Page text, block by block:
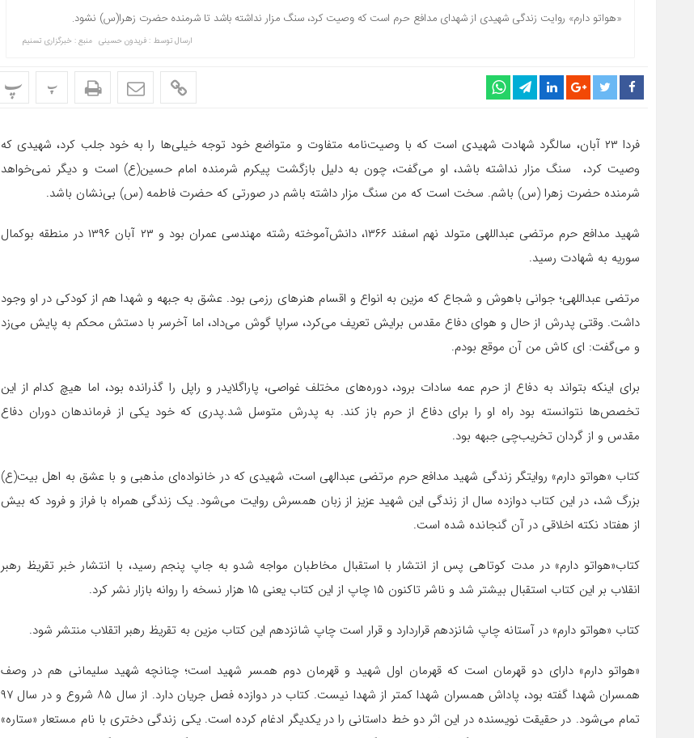
«هواتو دارم» روایت زندگی شهیدی از شهدای مدافع حرم است که وصیت کرد،‌ سنگ مزار نداشته باشد تا شرمنده حضرت زهرا(س) نشود.
ارسال توسط : فریدون حسینی منبع : خبرگزاری تسنیم
پ پ
فردا ۲۳ آبان،‌ سالگرد شهادت شهیدی است که با وصیت‌نامه متفاوت و متواضع خود توجه خیلی‌ها را به خود جلب کرد،‌ شهیدی که
وصیت کرد،‌ سنگ مزار نداشته باشد‌، او می‌گفت،‌ چون به دلیل بازگشت پیکرم شرمنده امام حسین(ع) است و دیگر نمی‌خواهد
شرمنده حضرت زهرا (س) باشم. سخت است که من سنگ مزار داشته باشم در صورتی که حضرت فاطمه (س) بی‌نشان باشد.
شهید مدافع حرم مرتضی عبداللهی متولد نهم اسفند ۱۳۶۶، دانش‌آموخته رشته مهندسی عمران بود و ۲۳ آبان ۱۳۹۶ در منطقه بوکمال
سوریه به شهادت رسید.
مرتضی عبداللهی؛ جوانی باهوش و شجاع که مزین به انواع و اقسام هنرهای رزمی بود. عشق به جبهه و شهدا هم از کودکی در او وجود
داشت. وقتی پدرش از حال و هوای دفاع مقدس برایش تعریف می‌کرد، سراپا گوش می‌داد، اما آخرسر با دستش محکم به پایش می‌زد
و می‌گفت: ای کاش من آن موقع بودم.
برای اینکه بتواند به دفاع از حرم عمه سادات برود، دوره‌های مختلف غواصی، پاراگلایدر و راپل را گذرانده بود، اما هیچ کدام از این
تخصص‌ها نتوانسته بود راه او را برای دفاع از حرم باز کند. به پدرش متوسل شد.پدری که خود یکی از فرماندهان دوران دفاع
مقدس و از گردان تخریب‌چی جبهه بود.
کتاب «هواتو دارم» روایتگر زندگی شهید مدافع حرم مرتضی عبدالهی است،‌ شهیدی که در خانواده‌ای مذهبی و با عشق به اهل بیت(ع)
بزرگ شد، در این کتاب دوازده سال از زندگی این شهید عزیز از زبان همسرش روایت می‌شود. یک زندگی همراه با فراز و فرود که بیش
از هفتاد نکته اخلاقی در آن گنجانده شده است.
کتاب«هواتو دارم» در مدت کوتاهی پس از انتشار با استقبال مخاطبان مواجه شدو به جاپ پنجم رسید‌، با انتشار خبر تقریظ رهبر
انقلاب بر این کتاب استقبال بیشتر شد و ناشر تاکنون ۱۵ چاپ از این کتاب یعنی ۱۵ هزار نسخه را روانه بازار نشر کرد.
کتاب «هواتو دارم» در آستانه چاپ شانزدهم قراردارد و قرار است چاپ شانزدهم این کتاب مزین به تقریظ رهبر اتقلاب منتشر شود.
«هواتو دارم» دارای دو قهرمان است که قهرمان اول شهید و قهرمان دوم همسر شهید است؛ چنانچه شهید سلیمانی هم در وصف
همسران شهدا گفته بود، پاداش همسران شهدا کمتر از شهدا نیست. کتاب در دوازده فصل جریان دارد. از سال ۸۵ شروع و در سال ۹۷
تمام می­‌شود. در حقیقت نویسنده در این اثر دو خط داستانی را در یکدیگر ادغام کرده است. یکی زندگی دختری با نام مستعار «ستاره»